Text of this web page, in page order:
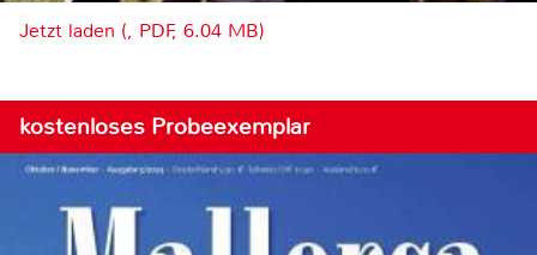
Jetzt laden (, PDF, 6.04 MB)
kostenloses Probeexemplar